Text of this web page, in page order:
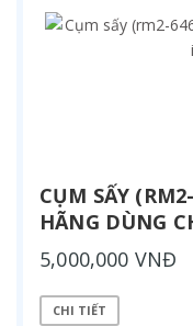
CỤM SẤY
HÃNG DÙNG
5,000,000 VNĐ
CHI TIẾT